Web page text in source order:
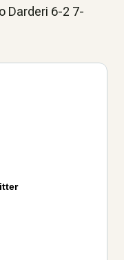
Darderi 6-2 7-